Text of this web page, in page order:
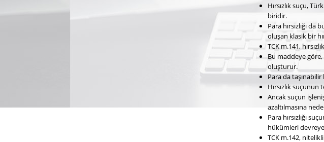
Hırsızlık suçu,
biridir.
Para hırsızlığı
oluşan klasik bir
TCK m.141,
Bu maddeye göre,
oluşturur.
Para da
Hırsızlık suçunun
Ancak suçun
azaltılmasına
Para hırsızlığı
hükümleri
TCK m.142,